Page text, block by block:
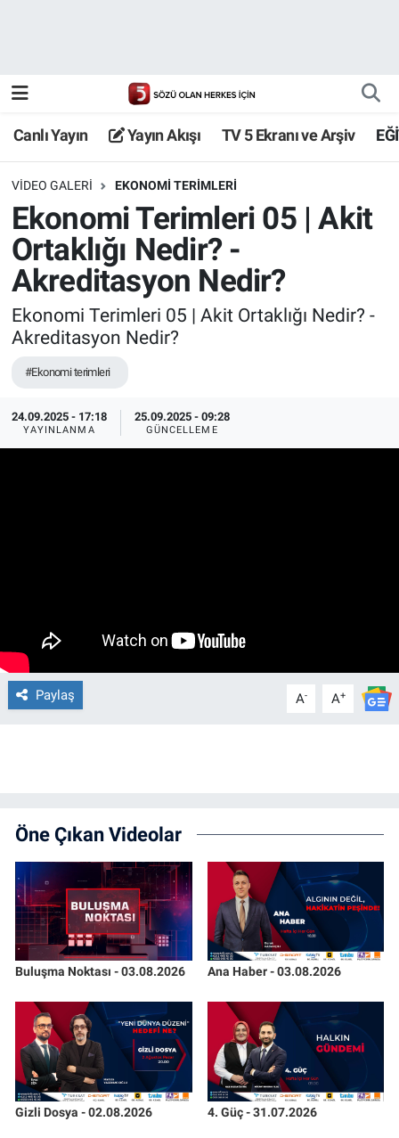
Canlı Yayın Yayın Akışı TV 5 Ekranı ve Arşiv
VIDEO GALERI EKONOMI TERIMLERI
Ekonomi Terimleri 05 | Akit
Ortaklığı Nedir? -
Akreditasyon Nedir?
Ekonomi Terimleri 05 | Akit Ortaklığı Nedir? -
Akreditasyon Nedir?
#Ekonomi terimleri
24.09.2025 - 17:18
YAYINLANMA
25.09.2025 - 09:28
GÜNCELLEME
Paylaş A- A+
Öne Çıkan Videolar
Buluşma Noktası - 03.08.2026 Ana Haber - 03.08.2026
Gizli Dosya - 02.08.2026 4. Güç - 31.07.2026
TV 5 Ekranı ve Arşiv